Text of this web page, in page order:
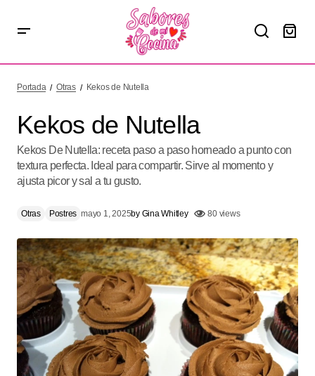
Portada Otras Kekos de Nutella
Kekos de Nutella
Kekos De Nutella: receta paso a paso horneado a punto con
textura perfecta. Ideal para compartir. Sirve al momento y
ajusta picor y sal a tu gusto.
Otras Postres mayo 1, 2025by Gina Whitley 80 views